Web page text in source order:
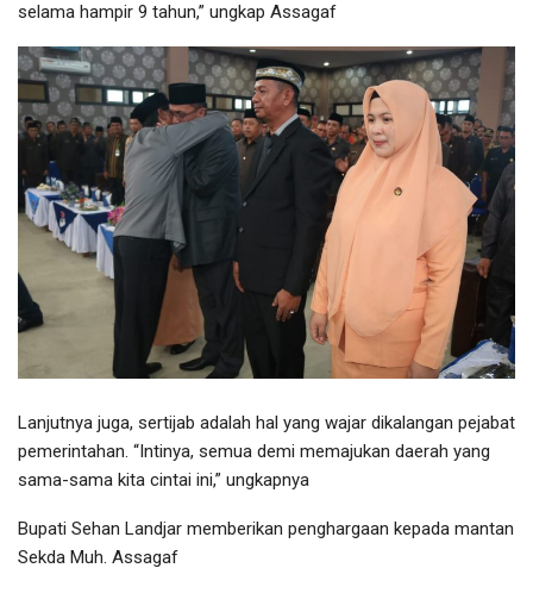
selama hampir 9 tahun,” ungkap Assagaf
Lanjutnya juga, sertijab adalah hal yang wajar dikalangan pejabat
pemerintahan. “Intinya, semua demi memajukan daerah yang
sama-sama kita cintai ini,” ungkapnya
Bupati Sehan Landjar memberikan penghargaan kepada mantan
Sekda Muh. Assagaf